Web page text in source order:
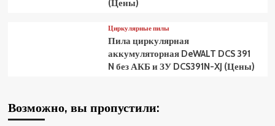
(Цены)
Циркулярные пилы
Пила циркулярная
аккумуляторная DeWALT DCS 391
N без АКБ и ЗУ DCS391N-XJ (Цены)
Возможно, вы пропустили: